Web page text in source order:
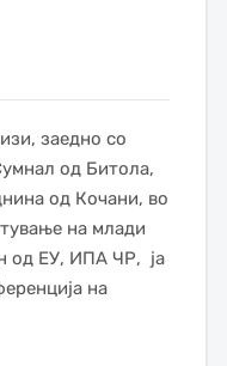
заедно со
од Битола,
од Кочани, во
на млади
од ЕУ, ИПА ЧР, ја
на